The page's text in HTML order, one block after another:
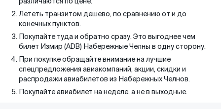
Лететь транзитом дешево, по сравнению от и до
конечных пунктов.
Покупайте туда и обратно сразу. Это выгоднее чем
билет Измир (ADB) Набережные Челны в одну сторону.
При покупке обращайте внимание на лучшие
спецпредложения авиакомпаний, акции, скидки и
распродажи авиабилетов из Набережных Челнов.
Покупайте авиабилет на неделе, а не в выходные.